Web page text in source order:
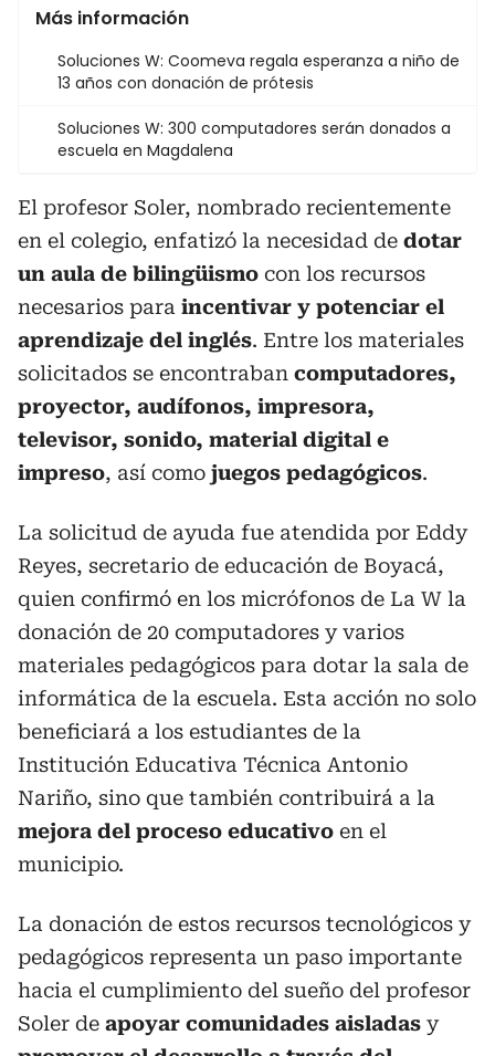
Más información
Soluciones W: Coomeva regala esperanza a niño de
13 años con donación de prótesis
Soluciones W: 300 computadores serán donados a
escuela en Magdalena
El profesor Soler, nombrado recientemente
en el colegio, enfatizó la necesidad de dotar
un aula de bilingüismo con los recursos
necesarios para incentivar y potenciar el
aprendizaje del inglés. Entre los materiales
solicitados se encontraban computadores,
proyector, audífonos, impresora,
televisor, sonido, material digital e
impreso, así como juegos pedagógicos.
La solicitud de ayuda fue atendida por Eddy
Reyes, secretario de educación de Boyacá,
quien confirmó en los micrófonos de La W la
donación de 20 computadores y varios
materiales pedagógicos para dotar la sala de
informática de la escuela. Esta acción no solo
beneficiará a los estudiantes de la
Institución Educativa Técnica Antonio
Nariño, sino que también contribuirá a la
mejora del proceso educativo en el
municipio.
La donación de estos recursos tecnológicos y
pedagógicos representa un paso importante
hacia el cumplimiento del sueño del profesor
Soler de apoyar comunidades aisladas y